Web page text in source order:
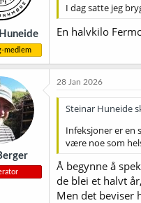
o
medlem
I dag satte jeg
En halvkilo
28 Jan 2026
Steinar Huneide
Infeksjoner er en
være noe som
Å begynne å
de blei et halvt
Men det beviser